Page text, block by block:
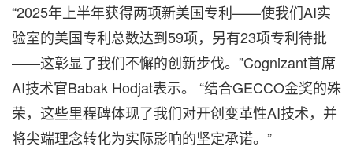
“2025年上半年获得两项新美国专利——使我们AI实
验室的美国专利总数达到59项，另有23项专利待批
——这彰显了我们不懈的创新步伐。”Cognizant首席
AI技术官Babak Hodjat表示。 “结合GECCO金奖的殊
荣，这些里程碑体现了我们对开创变革性AI技术，并
将尖端理念转化为实际影响的坚定承诺。”